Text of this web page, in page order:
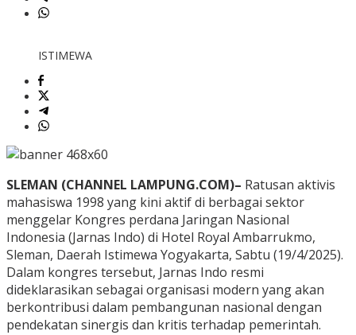
ISTIMEWA
SLEMAN (CHANNEL LAMPUNG.COM)– Ratusan aktivis
mahasiswa 1998 yang kini aktif di berbagai sektor
menggelar Kongres perdana Jaringan Nasional
Indonesia (Jarnas Indo) di Hotel Royal Ambarrukmo,
Sleman, Daerah Istimewa Yogyakarta, Sabtu (19/4/2025).
Dalam kongres tersebut, Jarnas Indo resmi
dideklarasikan sebagai organisasi modern yang akan
berkontribusi dalam pembangunan nasional dengan
pendekatan sinergis dan kritis terhadap pemerintah.